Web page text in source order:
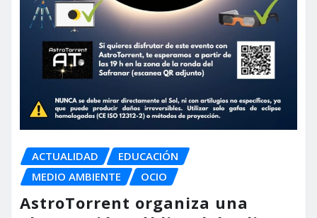
ACTUALIDAD
EDUCACIÓN
MEDIO AMBIENTE
OCIO
AstroTorrent organiza una